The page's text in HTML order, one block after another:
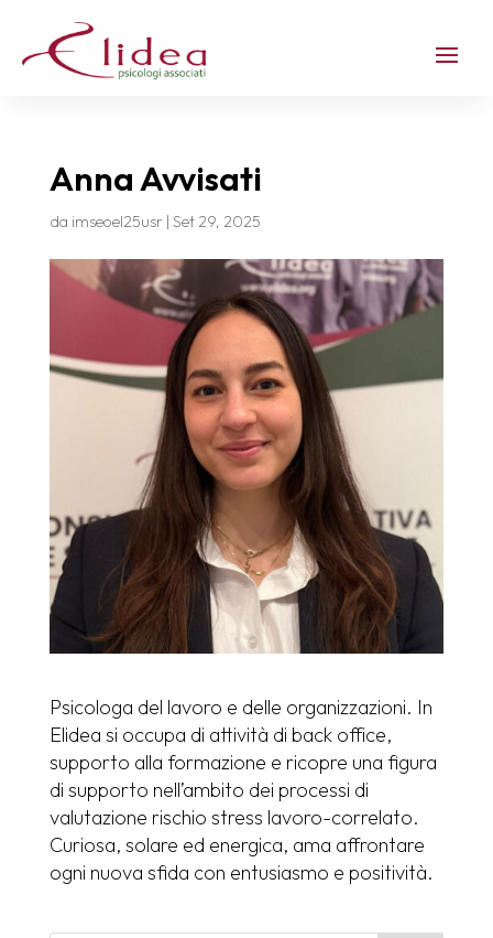
Anna Avvisati
da imseoel25usr| Set 29, 2025
Psicologa del lavoro e delle organizzazioni. In
Elidea si occupa di attività di back office,
supporto alla formazione e ricopre una figura
di supporto nell’ambito dei processi di
valutazione rischio stress lavoro-correlato.
Curiosa, solare ed energica, ama affrontare
ogni nuova sfida con entusiasmo e positività.